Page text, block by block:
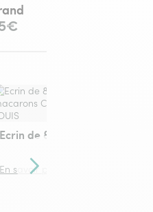
Contenu suivant
En savoir plus